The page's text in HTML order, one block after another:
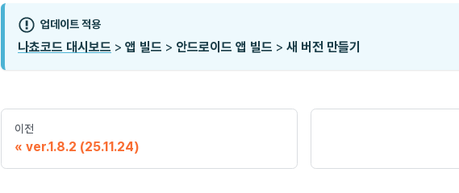
업데이트 적용
나쵸코드 대시보드 > 앱 빌드 > 안드로이드 앱 빌드 > 새 버전 만들기
이전
ver.1.8.2 (25.11.24)